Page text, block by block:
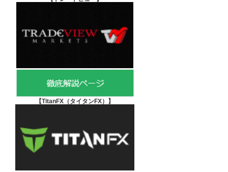
【TitanFX（タイタンFX） 】